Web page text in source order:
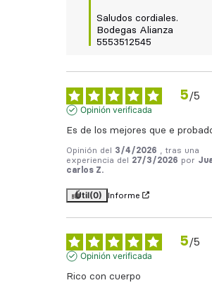
Saludos cordiales.
Bodegas Alianza
5553512545
5/5
Opinión verificada
Es de los mejores que e
Opinión del 3/4/2026
, tras una
experiencia del 27/3/2026 por
carlos Z.
Útil(0) Informe
5/5
Opinión verificada
Rico con cuerpo